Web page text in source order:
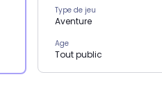
Type de jeu
Aventure
Age
Tout public